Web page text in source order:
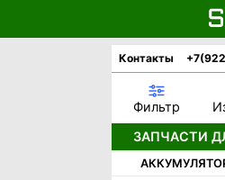
Контакты
Фильтр
ЗАПЧАСТИ